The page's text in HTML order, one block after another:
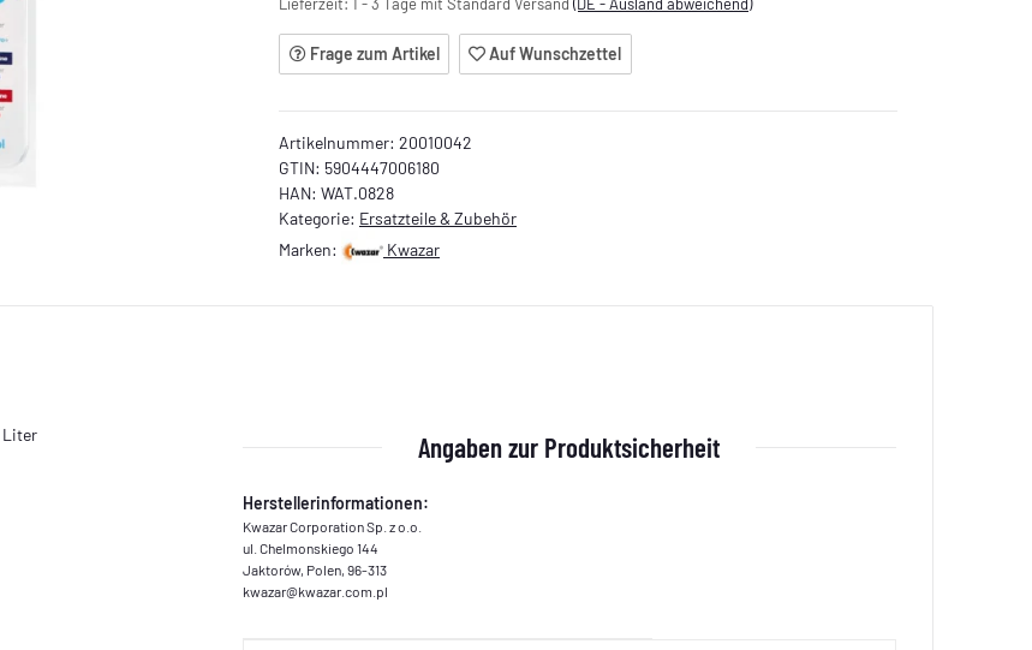
Frage zum Artikel Auf Wunschzettel
Artikelnummer: 20010042
GTIN: 5904447006180
HAN: WAT.0828
Kategorie: Ersatzteile & Zubehör
Marken:
Kwazar
Liter Angaben zur Produktsicherheit
Herstellerinformationen:
Kwazar Corporation Sp. z o.o.
ul. Chelmonskiego 144
Jaktorów, Polen, 96-313
kwazar@kwazar.com.pl